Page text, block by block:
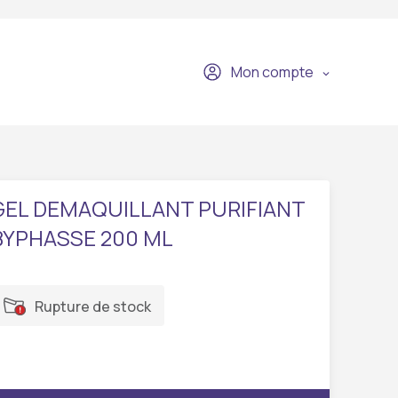
Mon compte
DEMAQUILLANT PURIFIANT
200 ML
Rupture de stock